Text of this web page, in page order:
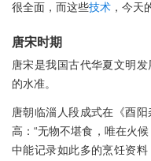
很全面，而这些技术 ，今天
唐宋时期
唐宋是我国古代华夏文明
的水准。
唐朝临淄人段成式在《酉
高：“无物不堪食，唯在火
中能记录如此多的烹饪资